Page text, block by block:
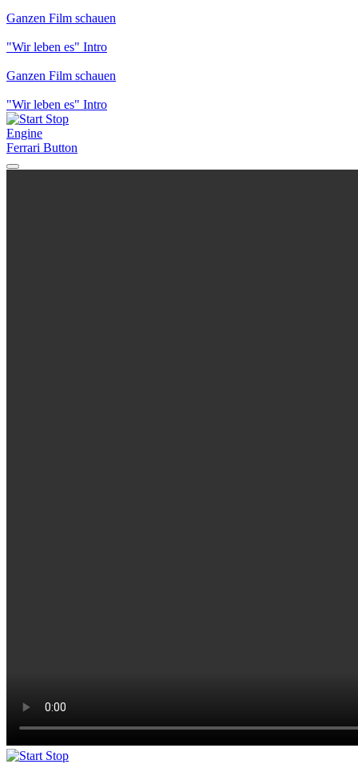
Ganzen Film schauen
"Wir leben es" Intro
Ganzen Film schauen
"Wir leben es" Intro